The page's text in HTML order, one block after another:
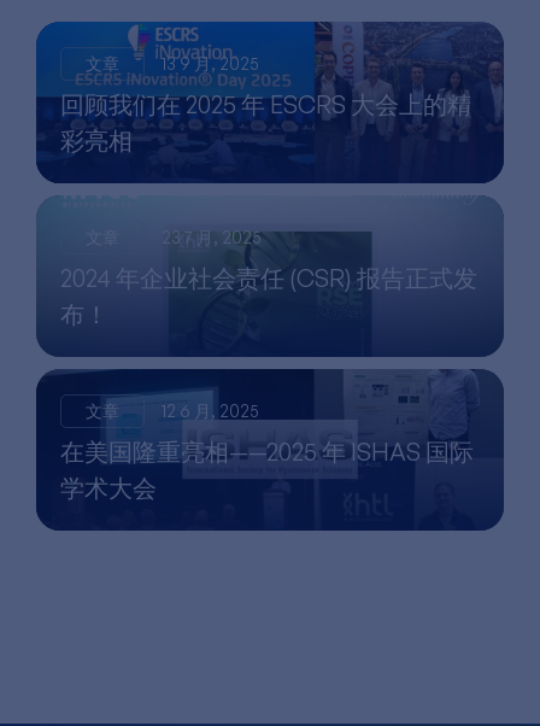
文章 13 9 月, 2025
回顾我们在 2025 年 ESCRS 大会上的精
彩亮相
文章 23 7 月, 2025
2024 年企业社会责任 (CSR) 报告正式发
布！
文章 12 6 月, 2025
在美国隆重亮相——2025 年 ISHAS 国际
学术大会